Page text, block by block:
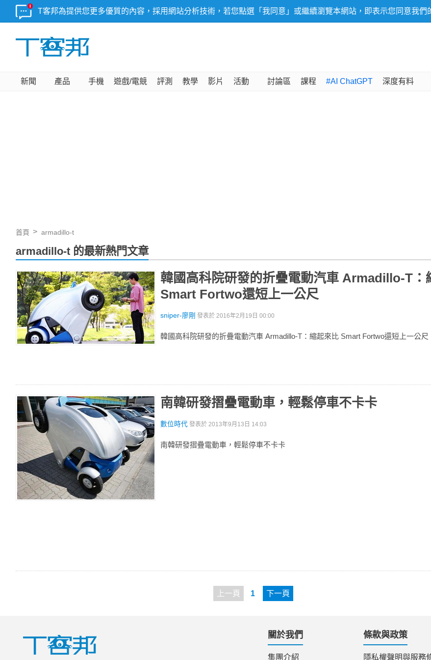
T客邦為提供您更多優質的內容，採用網站分析技術，若您點選「我同意」或繼續瀏覽本網站，即表示您同意我們
新聞 產品 手機 遊戲/電競 評測 教學 影片 活動 討論區 課程 #AI ChatGPT 深度有料
首頁 armadillo-t
armadillo-t 的最新熱門文章
韓國高科院研發的折疊電動汽車 Armadillo-T：
Smart Fortwo還短上一公尺
sniper-廖剛 發表於 2016年2月19日 00:00
韓國高科院研發的折疊電動汽車 Armadillo-T：縮起來比 Smart Fortwo還短上一公尺
南韓研發摺疊電動車，輕鬆停車不卡卡
數位時代 發表於 2013年9月13日 14:03
南韓研發摺疊電動車，輕鬆停車不卡卡
上一頁 1 下一頁
關於我們
集團介紹
條款與政策
隱私權聲明與服務